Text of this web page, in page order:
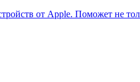
от Apple. Поможет не